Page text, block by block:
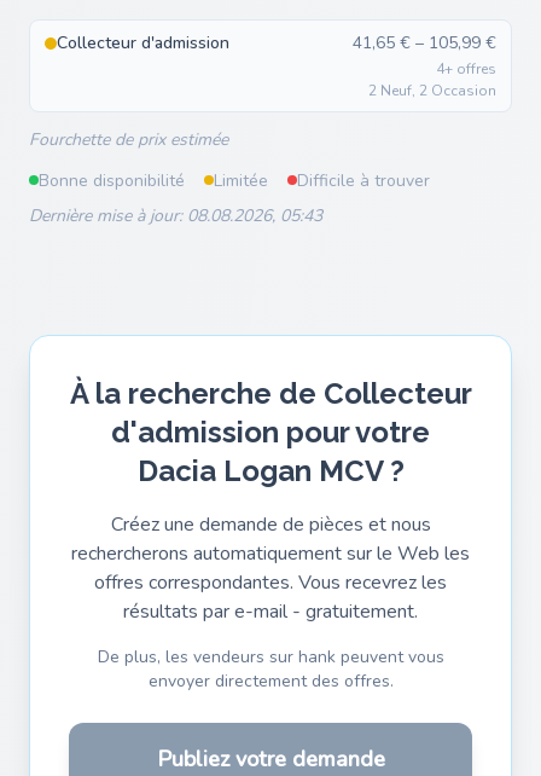
Collecteur d'admission 41,65 € – 105,99 €
4+ offres
2 Neuf, 2 Occasion
Fourchette de prix estimée
Bonne disponibilité
Limitée
Difficile à trouver
Dernière mise à jour: 08.08.2026, 05:43
À la recherche de Collecteur
d'admission pour votre
Dacia Logan MCV ?
Créez une demande de pièces et nous
rechercherons automatiquement sur le Web les
offres correspondantes. Vous recevrez les
résultats par e-mail - gratuitement.
De plus, les vendeurs sur hank peuvent vous
envoyer directement des offres.
Publiez votre demande